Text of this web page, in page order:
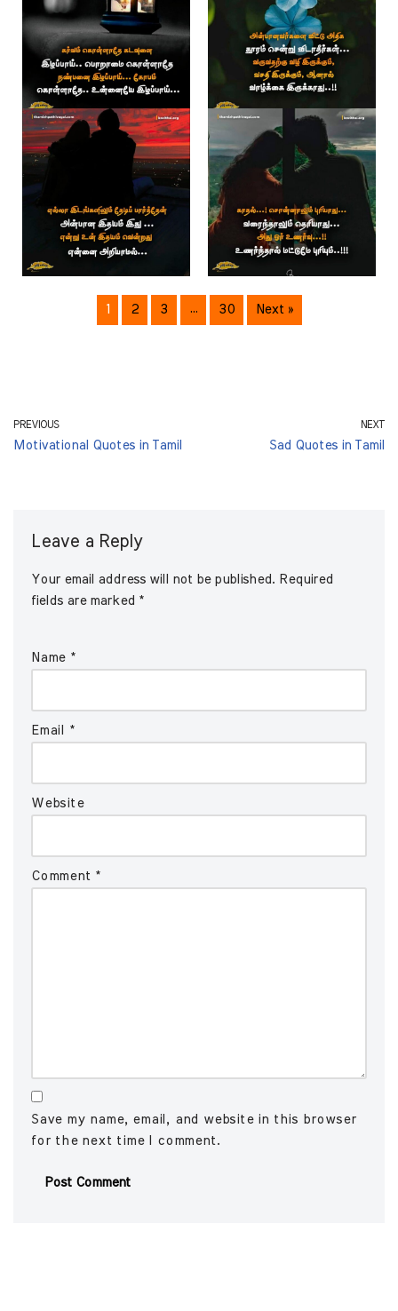
1 2 3 … 30 Next »
PREVIOUS
Motivational Quotes in Tamil
NEXT
Sad Quotes in Tamil
Leave a Reply
Your email address will not be published. Required
fields are marked *
Name *
Email *
Website
Comment *
Save my name, email, and website in this browser
for the next time I comment.